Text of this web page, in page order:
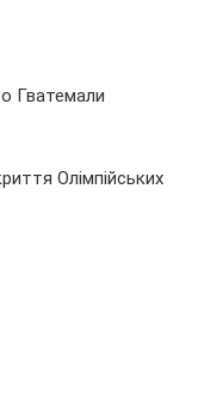
Гватемали
Олімпійських